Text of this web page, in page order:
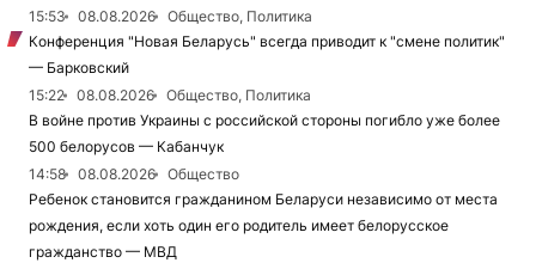
15:53
08.08.2026
Общество, Политика
Конференция "Новая Беларусь" всегда приводит к "смене политик"
— Барковский
15:22
08.08.2026
Общество, Политика
В войне против Украины с российской стороны погибло уже более
500 белорусов — Кабанчук
14:58
08.08.2026
Общество
Ребенок становится гражданином Беларуси независимо от места
рождения, если хоть один его родитель имеет белорусское
гражданство — МВД